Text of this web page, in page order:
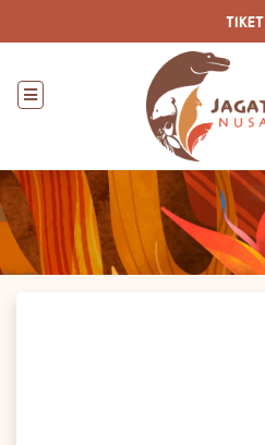
TIKET